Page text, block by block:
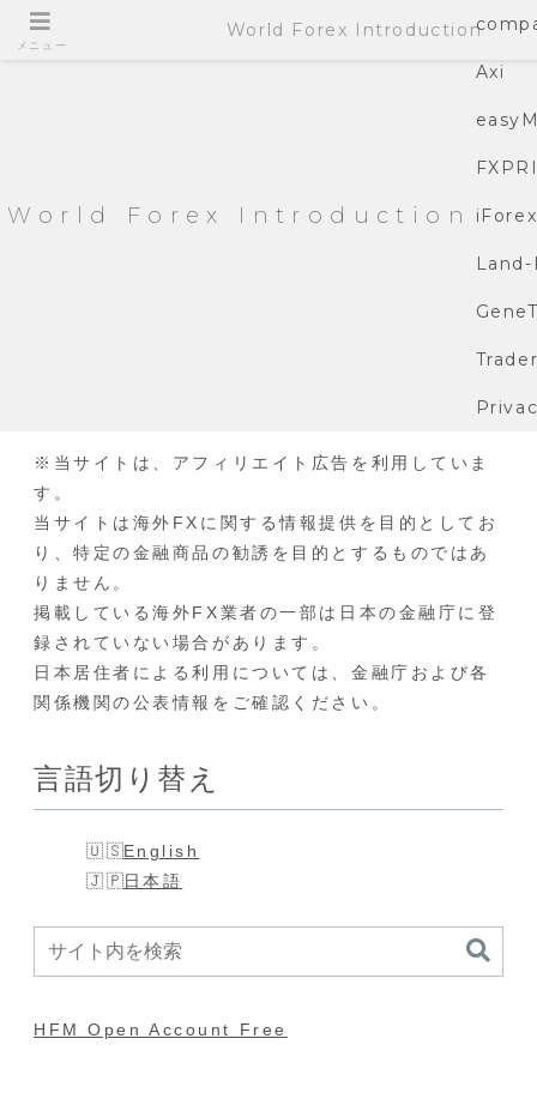
World Forex Introduction
Axi
iForex
Land-
※当サイトは、アフィリエイト広告を利用していま
す。
当サイトは海外FXに関する情報提供を目的としてお
り、特定の金融商品の勧誘を目的とするものではあ
りません。
掲載している海外FX業者の一部は日本の金融庁に登
録されていない場合があります。
日本居住者による利用については、金融庁および各
関係機関の公表情報をご確認ください。
言語切り替え
English
日本語
HFM Open Account Free
メニュー
World Forex Introduction